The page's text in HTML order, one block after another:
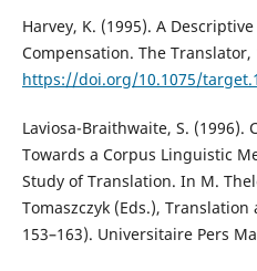
Harvey, K. (1995). A
Compensation. The Translator,
https://doi.org/10.1075/
Laviosa-Braithwaite, S. (1996).
Towards a Corpus Linguistic
Study of Translation. In M.
Tomaszczyk (Eds.),
153–163). Universitaire Pers